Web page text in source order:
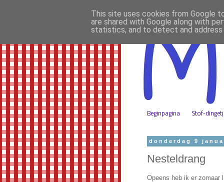
Beginpagina Stof-
donderdag 9
Nesteldrang
Opeens heb ik er zomaar
This site uses cookies from Google
are shared with Google along with
statistics, and to detect and address